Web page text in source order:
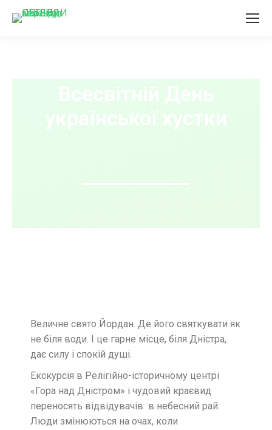
української хустки
Величне свято Йордан. Де його святкувати як
не біля води. І це гарне місце, біля Дністра,
дає силу і спокій душі.
Екскурсія в Релігійно-історичному центрі
«Гора над Дністром» і чудовий краєвид
переносять відвідувачів в небесний рай.
Люди змінюються на очах, коли